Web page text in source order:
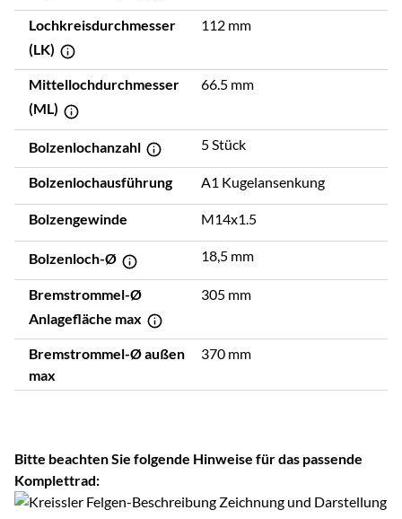
Lochkreisdurchmesser
(LK)
112 mm
Mittellochdurchmesser
(ML)
66.5 mm
Bolzenlochanzahl 5 Stück
Bolzenlochausführung A1 Kugelansenkung
Bolzengewinde M14x1.5
Bolzenloch-Ø 18,5 mm
Bremstrommel-Ø
Anlagefläche max
305 mm
Bremstrommel-Ø außen
max
370 mm
Bitte beachten Sie folgende Hinweise für das passende
Komplettrad: